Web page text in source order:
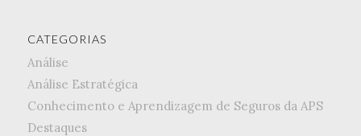
CATEGORIAS
Análise
Análise Estratégica
Conhecimento e Aprendizagem de Seguros da APS
Destaques